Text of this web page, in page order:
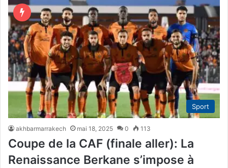
Sport
akhbarmarrakech mai 18, 2025 0 113
Coupe de la CAF (finale aller): La
Renaissance Berkane s’impose à